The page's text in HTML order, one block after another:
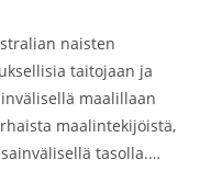
naisten
taitojaan ja
maalillaan
maalintekijöistä,
tasolla.…